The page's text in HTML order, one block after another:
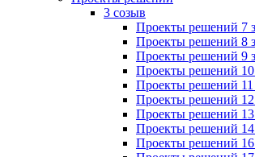
3 созыв
Проекты решений 7
Проекты решений 8
Проекты решений 9
Проекты решений 10
Проекты решений 11
Проекты решений 12
Проекты решений 13
Проекты решений 14
Проекты решений 16